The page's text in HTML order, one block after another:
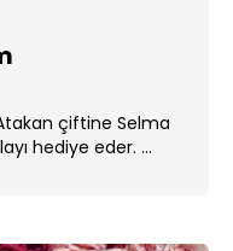
çiftine Selma
hediye eder. ...